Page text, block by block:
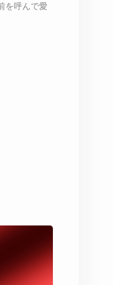
を呼んで愛